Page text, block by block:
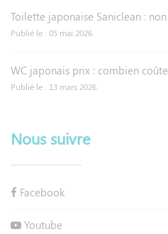
Toilette japonaise Saniclean :
Publié le : 05 mai 2026
WC japonais prix : combien
Publié le : 13 mars 2026
Nous suivre
Facebook
Youtube